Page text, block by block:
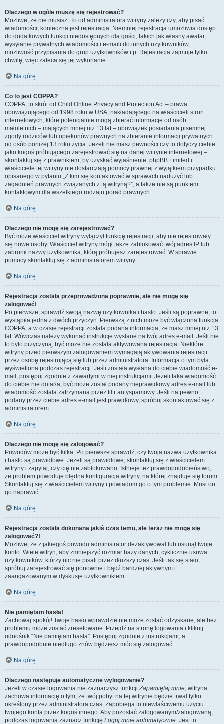
Dlaczego w ogóle muszę się rejestrować?
Możliwe, że nie musisz. To od administratora witryny zależy czy, aby pisać
wiadomości, konieczna jest rejestracja. Niemniej rejestracja umożliwia dostęp
do dodatkowych funkcji niedostępnych dla gości, takich jak własny awatar,
wysyłanie prywatnych wiadomości i e-maili do innych użytkowników,
możliwość przypisania do grup użytkowników itp. Rejestracja zajmuje tylko
chwilę, więc zaleca się jej wykonanie.
Na górę
Co to jest COPPA?
COPPA, to skrót od Child Online Privacy and Protection Act – prawa
obowiązującego od 1998 roku w USA, nakładającego na właścicieli stron
internetowych, które potencjalnie mogą zbierać informacje od osób
małoletnich – mających mniej niż 13 lat – obowiązek posiadania pisemnej
zgody rodziców lub opiekunów prawnych na zbieranie informacji prywatnych
od osób poniżej 13 roku życia. Jeżeli nie masz pewności czy to dotyczy ciebie
jako kogoś próbującego zarejestrować się na danej witrynie internetowej –
skontaktuj się z prawnikiem, by uzyskać wyjaśnienie. phpBB Limited i
właściciele tej witryny nie dostarczają pomocy prawnej z wyjątkiem przypadku
opisanego w pytaniu „Z kim się kontaktować w sprawach nadużyć lub
zagadnień prawnych związanych z tą witryną?”, a także nie są punktem
kontaktowym dla wszelkiego rodzaju porad prawnych.
Na górę
Dlaczego nie mogę się zarejestrować?
Być może właściciel witryny wyłączył funkcję rejestracji, aby nie rejestrowały
się nowe osoby. Właściciel witryny mógł także zablokować twój adres IP lub
zabronił nazwy użytkownika, którą próbujesz zarejestrować. W sprawie
pomocy skontaktuj się z administratorem witryny.
Na górę
Rejestracja została przeprowadzona poprawnie, ale nie mogę się
zalogować!
Po pierwsze, sprawdź swoją nazwę użytkownika i hasło. Jeśli są poprawne, to
wystąpiła jedna z dwóch przyczyn. Pierwszą z nich może być włączona funkcja
COPPA, a w czasie rejestracji została podana informacja, że masz mniej niż 13
lat. Wówczas należy wykonać instrukcje wysłane na twój adres e-mail. Jeśli nie
to było przyczyną, być może nie została aktywowana rejestracja. Niektóre
witryny przed pierwszym zalogowaniem wymagają aktywowania rejestracji
przez osobę rejestrującą się lub przez administratora. Informacja o tym była
wyświetlona podczas rejestracji. Jeśli została wysłana do ciebie wiadomość e-
mail, postępuj zgodnie z zawartymi w niej instrukcjami. Jeżeli taka wiadomość
do ciebie nie dotarła, być może został podany nieprawidłowy adres e-mail lub
wiadomość została zatrzymana przez filtr antyspamowy. Jeśli na pewno
podany przez ciebie adres e-mail jest prawidłowy, spróbuj skontaktować się z
administratorem.
Na górę
Dlaczego nie mogę się zalogować?
Powodów może być kilka. Po pierwsze sprawdź, czy twoja nazwa użytkownika
i hasło są prawidłowe. Jeżeli są prawidłowe, skontaktuj się z właścicielem
witryny i zapytaj, czy cię nie zablokowano. Istnieje też prawdopodobieństwo,
że problem powoduje błędna konfiguracja witryny, na której znajduje się forum.
Skontaktuj się z właścicielem witryny i powiadom go o tym problemie. Musi on
go naprawić.
Na górę
Rejestracja została dokonana jakiś czas temu, ale teraz nie mogę się
zalogować?!
Możliwe, że z jakiegoś powodu administrator dezaktywował lub usunął twoje
konto. Wiele witryn, aby zmniejszyć rozmiar bazy danych, cyklicznie usuwa
użytkowników, którzy nic nie pisali przez dłuższy czas. Jeśli tak się stało,
spróbuj zarejestrować się ponownie i bądź bardziej aktywnym i
zaangażowanym w dyskusje użytkownikiem.
Na górę
Nie pamiętam hasła!
Zachowaj spokój! Twoje hasło wprawdzie nie może zostać odzyskane, ale bez
problemu może zostać zresetowane. Przejdź na stronę logowania i kliknij
odnośnik “Nie pamiętam hasła”. Postępuj zgodnie z instrukcjami, a
prawdopodobnie niedługo znów będziesz móc się zalogować.
Na górę
Dlaczego następuje automatyczne wylogowanie?
Jeżeli w czasie logowania nie zaznaczysz funkcjiZapamiętaj mnie, witryna
zachowa informację o tym, że twój pobyt na tej witrynie będzie trwał tylko
określony przez administratora czas. Zapobiega to niewłaściwemu użyciu
twojego konta przez kogoś innego. Aby pozostać zalogowanym/zalogowaną,
podczas logowania zaznacz funkcję Loguj mnie automatycznie. Jest to